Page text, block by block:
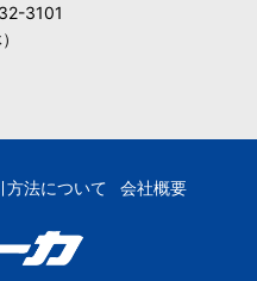
3101
方法について 会社概要